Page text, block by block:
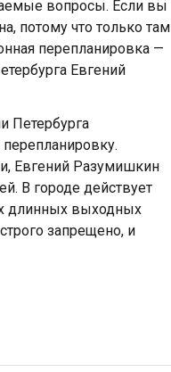
вопросы. Если вы
потому что только там
перепланировка —
Евгений
Петербурга
Евгений Разумишкин
В городе действует
длинных выходных
запрещено, и